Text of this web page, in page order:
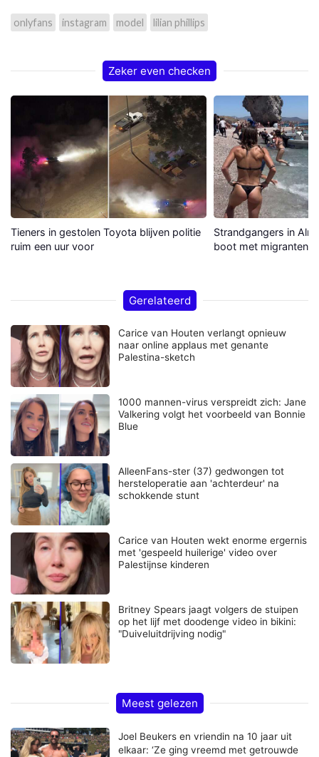
onlyfans instagram model lilian phillips
Zeker even checken
Tieners in gestolen Toyota blijven politie
ruim een uur voor
Strandgangers in
boot met migranten
Gerelateerd
Carice van Houten verlangt opnieuw
naar online applaus met genante
Palestina-sketch
1000 mannen-virus verspreidt zich: Jane
Valkering volgt het voorbeeld van Bonnie
Blue
AlleenFans-ster (37) gedwongen tot
hersteloperatie aan 'achterdeur' na
schokkende stunt
Carice van Houten wekt enorme ergernis
met 'gespeeld huilerige' video over
Palestijnse kinderen
Britney Spears jaagt volgers de stuipen
op het lijf met doodenge video in bikini:
"Duiveluitdrijving nodig"
Meest gelezen
Joel Beukers en vriendin na 10 jaar uit
elkaar: ‘Ze ging vreemd met getrouwde